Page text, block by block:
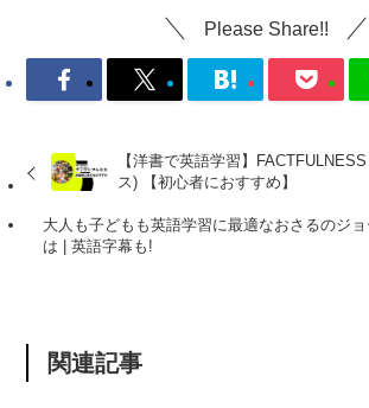
Please Share!!
【洋書で英語学習】
ス) 【初心者におすすめ】
大人も子どもも英語学習に最適なおさるのジョ
は | 英語字幕も!
関連記事